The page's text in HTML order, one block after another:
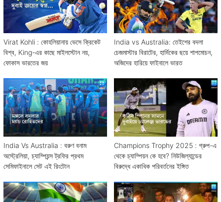
Virat Kohli : কোহলিয়ানায় ভেসে ক্রিকেট
বিশ্ব, King-এর কাছে মাইলস্টোন নয়,
ফোকাস ভারতের জয়
India vs Australia: তেইশের বদলা
চেজমাস্টার বিরাটের, হার্দিকের ছয়ে শাপমোচন,
অজিদের হারিয়ে ফাইনালে ভারত
India Vs Australia : বরুণ বনাম
অস্ট্রেলিয়া, চ্যাম্পিয়ন্স ট্রফির প্রথম
সেমিফাইনালে সেট এই রিংটোন
Champions Trophy 2025 : গ্রুপ-এ
থেকে চ্যাম্পিয়ন কে হবে? নিউজিল্যান্ডের
বিরুদ্ধে একাধিক পরিবর্তনের ইঙ্গিত